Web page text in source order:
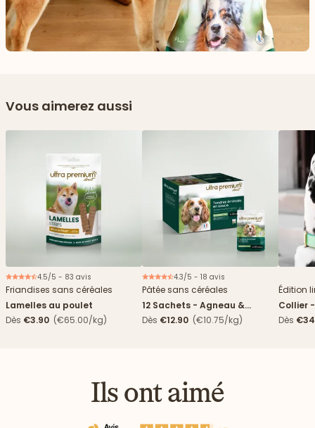
Vous aimerez aussi
4.5/5 - 83 avis
Friandises sans céréales
Lamelles au poulet
Dès €3.90 (€65.00/kg)
4.3/5 - 18 avis
Pâtée sans céréales
12 Sachets - Agneau &
haricots verts
Dès €12.90 (€10.75/kg)
Édition
Collier
Dès
Ils ont aimé